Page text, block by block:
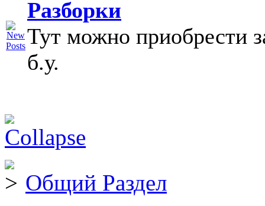
Разборки
Тут можно приобрести
б.у.
Общий Раздел